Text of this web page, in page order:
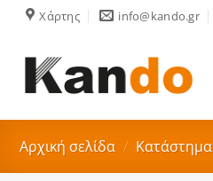
Skip
content
Χάρτης info@kando.gr
Αρχική σελίδα / Κατάστημα